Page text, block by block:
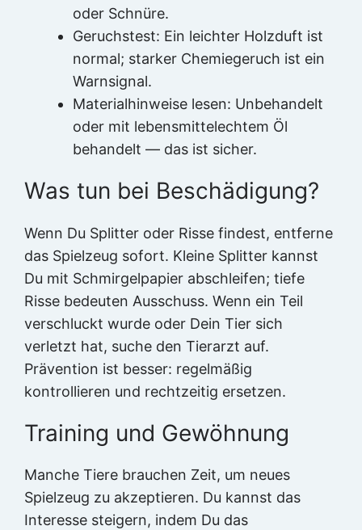
oder Schnüre.
Geruchstest: Ein leichter Holzduft ist
normal; starker Chemiegeruch ist ein
Warnsignal.
Materialhinweise lesen: Unbehandelt
oder mit lebensmittelechtem Öl
behandelt — das ist sicher.
Was tun bei Beschädigung?
Wenn Du Splitter oder Risse findest, entferne
das Spielzeug sofort. Kleine Splitter kannst
Du mit Schmirgelpapier abschleifen; tiefe
Risse bedeuten Ausschuss. Wenn ein Teil
verschluckt wurde oder Dein Tier sich
verletzt hat, suche den Tierarzt auf.
Prävention ist besser: regelmäßig
kontrollieren und rechtzeitig ersetzen.
Training und Gewöhnung
Manche Tiere brauchen Zeit, um neues
Spielzeug zu akzeptieren. Du kannst das
Interesse steigern, indem Du das